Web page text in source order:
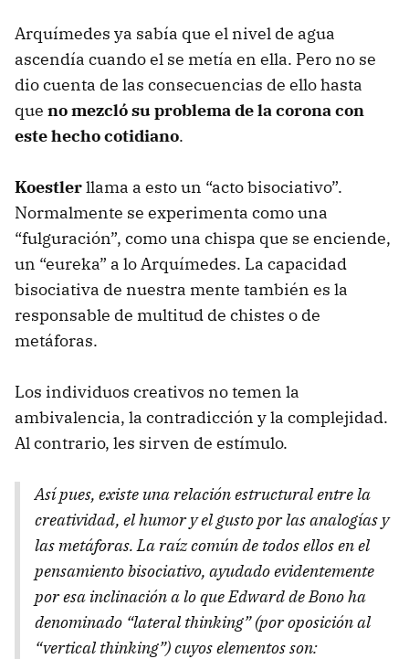
Arquímedes ya sabía que el nivel de agua
ascendía cuando el se metía en ella. Pero no se
dio cuenta de las consecuencias de ello hasta
que no mezcló su problema de la corona con
este hecho cotidiano.
Koestlerllama a esto un “acto bisociativo”.
Normalmente se experimenta como una
“fulguración”, como una chispa que se enciende,
un “eureka” a lo Arquímedes. La capacidad
bisociativa de nuestra mente también es la
responsable de multitud de chistes o de
metáforas.
Los individuos creativos no temen la
ambivalencia, la contradicción y la complejidad.
Al contrario, les sirven de estímulo.
Así pues, existe una relación estructural entre la
creatividad, el humor y el gusto por las analogías y
las metáforas. La raíz común de todos ellos en el
pensamiento bisociativo, ayudado evidentemente
por esa inclinación a lo que Edward de Bono ha
denominado “lateral thinking” (por oposición al
“vertical thinking”) cuyos elementos son: